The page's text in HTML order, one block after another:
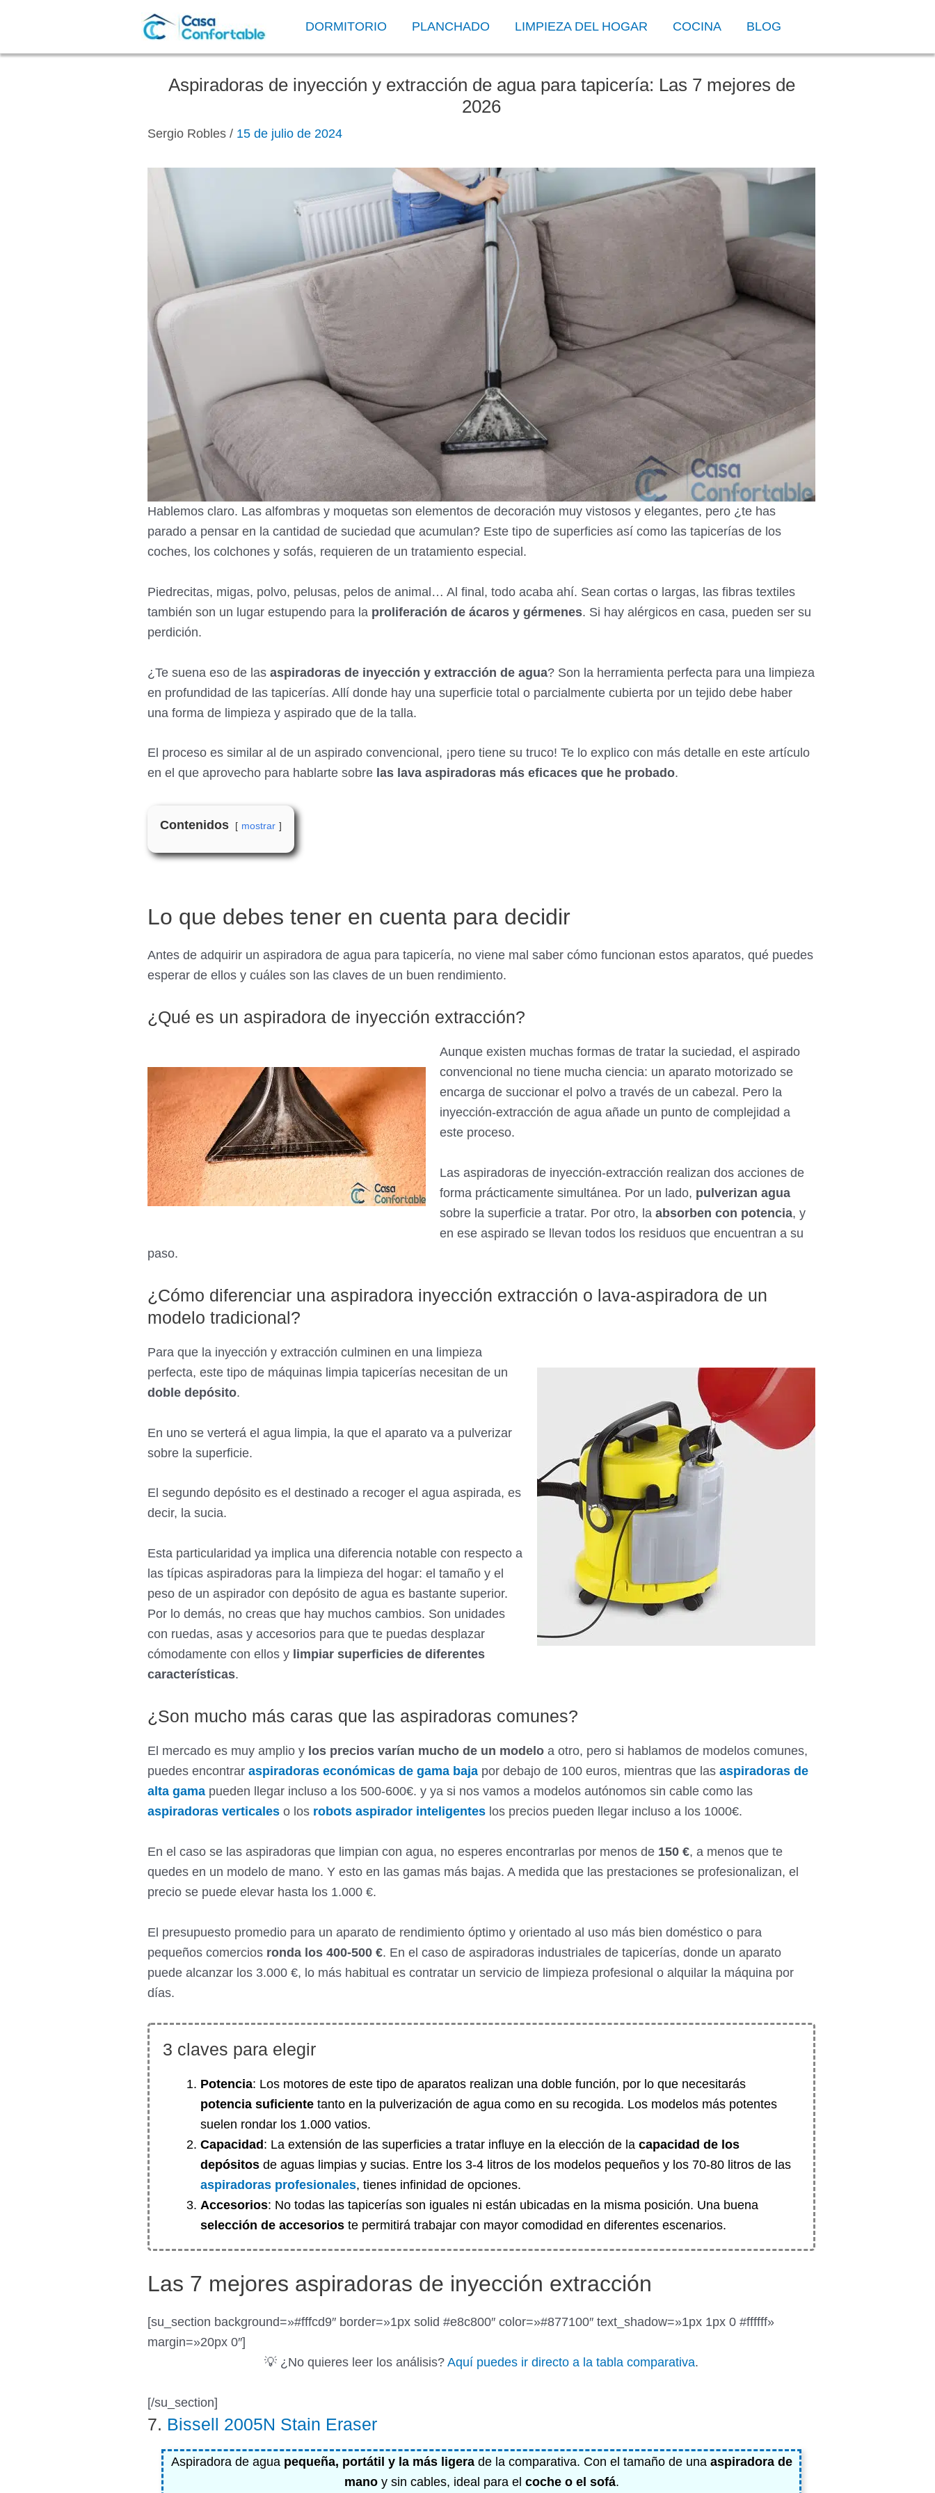
DORMITORIO PLANCHADO LIMPIEZA DEL HOGAR COCINA BLOG
Aspiradoras de inyección y extracción de agua para tapicería: Las 7 mejores de
2026
Sergio Robles / 15 de julio de 2024
Hablemos claro. Las alfombras y moquetas son elementos de decoración muy vistosos y elegantes, pero ¿te has
parado a pensar en la cantidad de suciedad que acumulan? Este tipo de superficies así como las tapicerías de los
coches, los colchones y sofás, requieren de un tratamiento especial.
Piedrecitas, migas, polvo, pelusas, pelos de animal… Al final, todo acaba ahí. Sean cortas o largas, las fibras textiles
también son un lugar estupendo para la proliferación de ácaros y gérmenes. Si hay alérgicos en casa, pueden ser su
perdición.
¿Te suena eso de las aspiradoras de inyección y extracción de agua? Son la herramienta perfecta para una limpieza
en profundidad de las tapicerías. Allí donde hay una superficie total o parcialmente cubierta por un tejido debe haber
una forma de limpieza y aspirado que de la talla.
El proceso es similar al de un aspirado convencional, ¡pero tiene su truco! Te lo explico con más detalle en este artículo
en el que aprovecho para hablarte sobre las lava aspiradoras más eficaces que he probado.
Contenidos mostrar
Lo que debes tener en cuenta para decidir
Antes de adquirir un aspiradora de agua para tapicería, no viene mal saber cómo funcionan estos aparatos, qué puedes
esperar de ellos y cuáles son las claves de un buen rendimiento.
¿Qué es un aspiradora de inyección extracción?
Aunque existen muchas formas de tratar la suciedad, el aspirado
convencional no tiene mucha ciencia: un aparato motorizado se
encarga de succionar el polvo a través de un cabezal. Pero la
inyección-extracción de agua añade un punto de complejidad a
este proceso.
Las aspiradoras de inyección-extracción realizan dos acciones de
forma prácticamente simultánea. Por un lado, pulverizan agua
sobre la superficie a tratar. Por otro, la absorben con potencia, y
en ese aspirado se llevan todos los residuos que encuentran a su
paso.
¿Cómo diferenciar una aspiradora inyección extracción o lava-aspiradora de un
modelo tradicional?
Para que la inyección y extracción culminen en una limpieza
perfecta, este tipo de máquinas limpia tapicerías necesitan de un
doble depósito.
En uno se verterá el agua limpia, la que el aparato va a pulverizar
sobre la superficie.
El segundo depósito es el destinado a recoger el agua aspirada, es
decir, la sucia.
Esta particularidad ya implica una diferencia notable con respecto a
las típicas aspiradoras para la limpieza del hogar: el tamaño y el
peso de un aspirador con depósito de agua es bastante superior.
Por lo demás, no creas que hay muchos cambios. Son unidades
con ruedas, asas y accesorios para que te puedas desplazar
cómodamente con ellos y limpiar superficies de diferentes
características.
¿Son mucho más caras que las aspiradoras comunes?
El mercado es muy amplio y los precios varían mucho de un modelo a otro, pero si hablamos de modelos comunes,
puedes encontrar aspiradoras económicas de gama baja por debajo de 100 euros, mientras que las aspiradoras de
alta gama pueden llegar incluso a los 500-600€. y ya si nos vamos a modelos autónomos sin cable como las
aspiradoras verticales o los robots aspirador inteligentes los precios pueden llegar incluso a los 1000€.
En el caso se las aspiradoras que limpian con agua, no esperes encontrarlas por menos de 150 €, a menos que te
quedes en un modelo de mano. Y esto en las gamas más bajas. A medida que las prestaciones se profesionalizan, el
precio se puede elevar hasta los 1.000 €.
El presupuesto promedio para un aparato de rendimiento óptimo y orientado al uso más bien doméstico o para
pequeños comercios ronda los 400-500 €. En el caso de aspiradoras industriales de tapicerías, donde un aparato
puede alcanzar los 3.000 €, lo más habitual es contratar un servicio de limpieza profesional o alquilar la máquina por
días.
3 claves para elegir
Potencia: Los motores de este tipo de aparatos realizan una doble función, por lo que necesitarás
potencia suficiente tanto en la pulverización de agua como en su recogida. Los modelos más potentes
suelen rondar los 1.000 vatios.
Capacidad : La extensión de las superficies a tratar influye en la elección de la capacidad de los
depósitos de aguas limpias y sucias. Entre los 3-4 litros de los modelos pequeños y los 70-80 litros de las
aspiradoras profesionales, tienes infinidad de opciones.
Accesorios: No todas las tapicerías son iguales ni están ubicadas en la misma posición. Una buena
selección de accesorios te permitirá trabajar con mayor comodidad en diferentes escenarios.
Las 7 mejores aspiradoras de inyección extracción
[su_section background=»#fffcd9″ border=»1px solid #e8c800″ color=»#877100″ text_shadow=»1px 1px 0 #ffffff»
margin=»20px 0″]
💡 ¿No quieres leer los análisis? Aquí puedes ir directo a la tabla comparativa.
[/su_section]
7. Bissell 2005N Stain Eraser
Aspiradora de agua pequeña, portátil y la más ligerade la comparativa. Con el tamaño de una aspiradora de
manoy sin cables, ideal para el coche o el sofá.